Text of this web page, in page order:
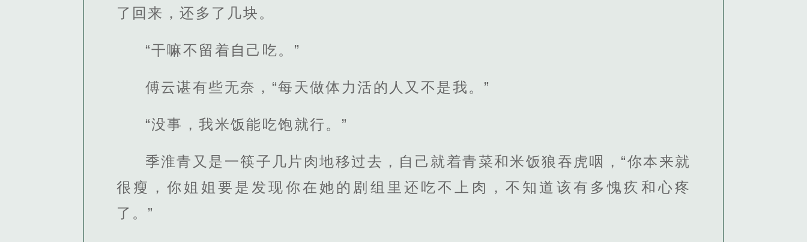
了回来，还多了几块。
“干嘛不留着自己吃。”
傅云谌有些无奈，“每天做体力活的人又不是我。”
“没事，我米饭能吃饱就行。”
季淮青又是一筷子几片肉地移过去，自己就着青菜和米饭狼吞虎咽，“你本来就
很瘦，你姐姐要是发现你在她的剧组里还吃不上肉，不知道该有多愧疚和心疼
了。”